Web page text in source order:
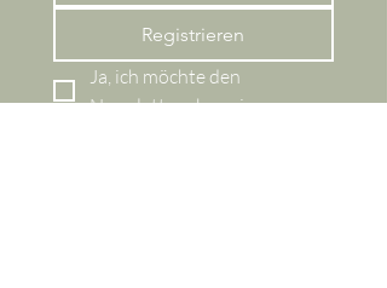
Registrieren
Ja, ich möchte den
Newsletter abonnieren.